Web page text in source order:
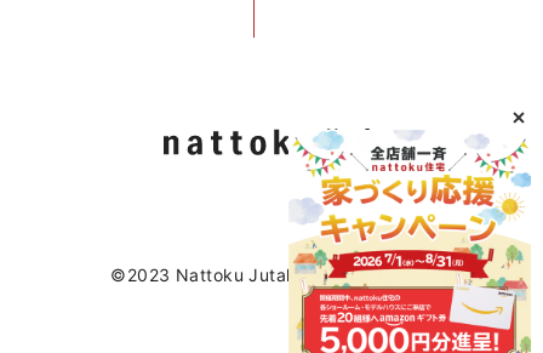
©2023 Nattoku Jutaku Kobo Co., Ltd.